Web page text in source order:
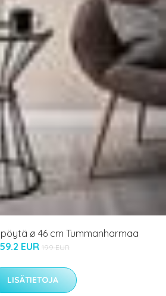
ø 46 cm Tummanharmaa
EUR 199 EUR
LISÄTIETOJA